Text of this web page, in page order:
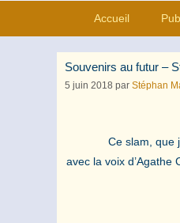
Accueil
Souvenirs au futur –
5 juin 2018 par Stéphan
Ce slam, que
avec la voix d’Agathe